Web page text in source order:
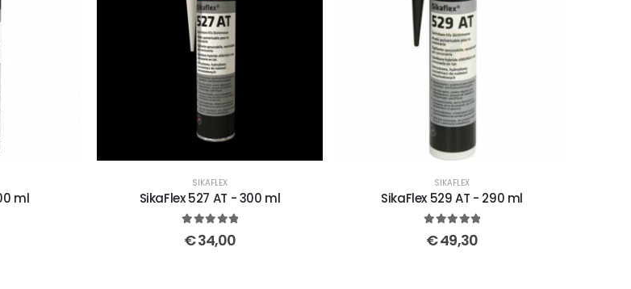
ml
SIKAFLEX
SikaFlex 527 AT - 300 ml
out of 5
€34,00
SIKAFLEX
SikaFlex 529 AT - 290 ml
out of 5
€49,30